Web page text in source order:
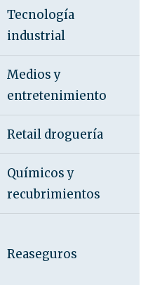
Tecnología
industrial
Medios y
entretenimiento
Retail droguería
Químicos y
recubrimientos
Reaseguros